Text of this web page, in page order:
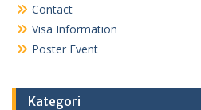
Contact
Visa Information
Poster Event
Kategori